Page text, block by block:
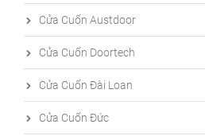
Cửa Cuốn Austdoor
Cửa Cuốn Doortech
Cửa Cuốn Đài Loan
Cửa Cuốn Đức